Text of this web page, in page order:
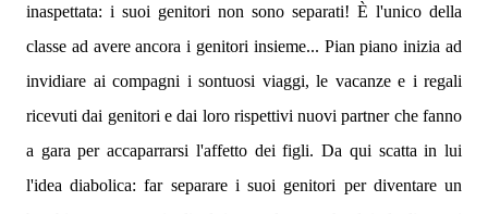
inaspettata: i suoi genitori non sono separati! È l'unico della
classe ad avere ancora i genitori insieme... Pian piano inizia ad
invidiare ai compagni i sontuosi viaggi, le vacanze e i regali
ricevuti dai genitori e dai loro rispettivi nuovi partner che fanno
a gara per accaparrarsi l'affetto dei figli. Da qui scatta in lui
l'idea diabolica: far separare i suoi genitori per diventare un